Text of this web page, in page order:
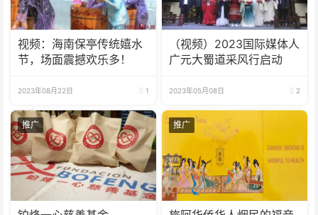
视频：海南保亭传统嬉水
节，场面震撼欢乐多！
2023年08月22日 1
（视频）2023国际媒体人
广元大蜀道采风行启动
2023年05月08日 2
推广 推广